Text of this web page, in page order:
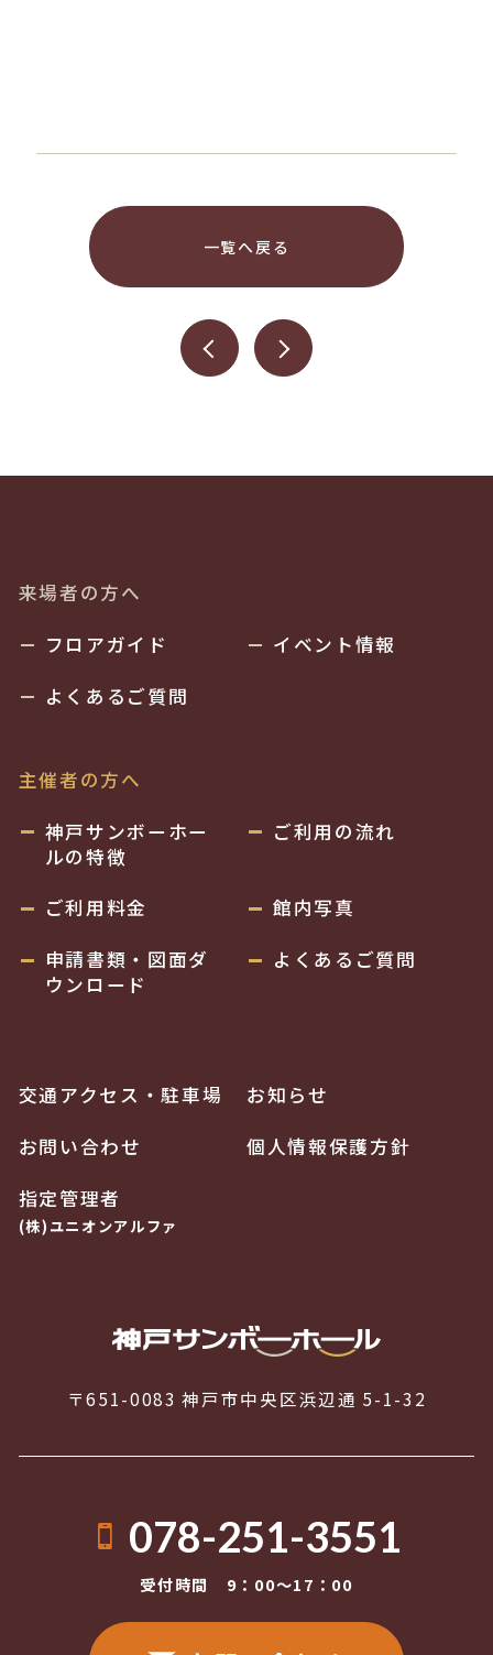
一覧へ戻る
〒651-0083 神戸市中央区浜辺通 5-1-32
078-251-3551
受付時間 9：00〜17：00
来場者の方へ
フロアガイド
イベント情報
よくあるご質問
主催者の方へ
神戸サンボーホー
ルの特徴
ご利用の流れ
ご利用料金
館内写真
申請書類・図面ダ
ウンロード
よくあるご質問
交通アクセス・駐車場
お知らせ
お問い合わせ
個人情報保護方針
指定管理者
(株)ユニオンアルファ